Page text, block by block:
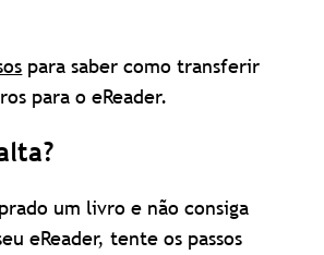
para saber como transferir
para o eReader.
um livro e não consiga
eReader, tente os passos